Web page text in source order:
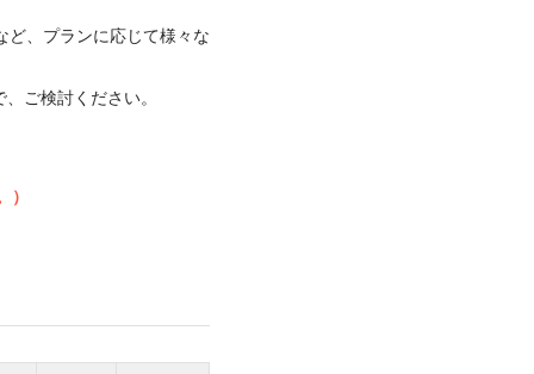
ど、プランに応じて様々な
ご検討ください。